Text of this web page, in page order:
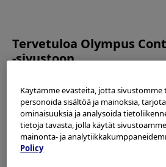
2020.11.20
(English)
Tervetuloa Olympus
‑sivustoon.
ja seuraavat tiedot
sivuston käyttämistä. Tämä
terveydenhoitoalan ammattilaisille.
tarkastelemaan, käyttämään tai
verkkosivuston materiaaleja, ellet
ammattilainen.
Käytämme evästeitä, jotta
personoida sisältöä ja mainoksia,
ominaisuuksia ja analysoida
tietoja tavasta, jolla käytät
mainonta- ja
Policy